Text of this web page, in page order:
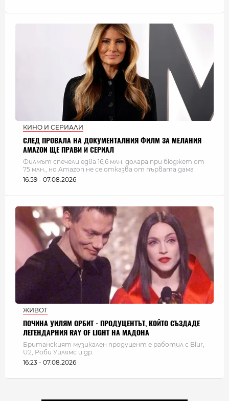
КИНО И СЕРИАЛИ
СЛЕД ПРОВАЛА НА ДОКУМЕНТАЛНИЯ ФИЛМ ЗА МЕЛАНИЯ
AMAZON ЩЕ ПРАВИ И СЕРИАЛ
Филмът спечели едва 16,6 млн. долара при бюджет от
75 млн., но Amazon не се отказва от първата дама
16:59 - 07.08.2026
ЖИВОТ
ПОЧИНА УИЛЯМ ОРБИТ - ПРОДУЦЕНТЪТ, КОЙТО СЪЗДАДЕ
ЛЕГЕНДАРНИЯ RAY OF LIGHT НА МАДОНА
Британският музикален продуцент е работил с Blur,
U2, Роби Уилямс и др.
16:23 - 07.08.2026